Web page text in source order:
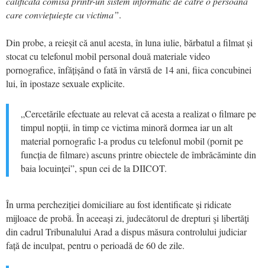
care conviețuiește cu victima”.
Din probe, a reieșit că anul acesta, în luna iulie, bărbatul a filmat și
stocat cu telefonul mobil personal două materiale video
pornografice, înfățișând o fată în vârstă de 14 ani, fiica concubinei
lui, în ipostaze sexuale explicite.
„Cercetările efectuate au relevat că acesta a realizat o filmare pe
timpul nopții, în timp ce victima minoră dormea iar un alt
material pornografic l-a produs cu telefonul mobil (pornit pe
funcția de filmare) ascuns printre obiectele de îmbrăcăminte din
baia locuinței”, spun cei de la DIICOT.
În urma percheziției domiciliare au fost identificate și ridicate
mijloace de probă. În aceeași zi, judecătorul de drepturi şi libertăţi
din cadrul Tribunalului Arad a dispus măsura controlului judiciar
față de inculpat, pentru o perioadă de 60 de zile.